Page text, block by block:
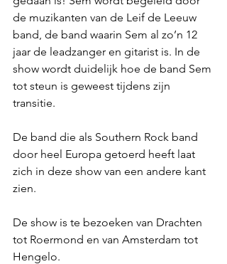
de muzikanten van de Leif de Leeuw
band, de band waarin Sem al zo’n 12
jaar de leadzanger en gitarist is. In de
show wordt duidelijk hoe de band Sem
tot steun is geweest tijdens zijn
transitie.
De band die als Southern Rock band
door heel Europa getoerd heeft laat
zich in deze show van een andere kant
zien.
De show is te bezoeken van Drachten
tot Roermond en van Amsterdam tot
Hengelo.